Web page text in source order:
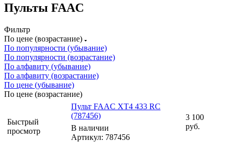
Пульты FAAC
Фильтр
По цене (возрастание)
По популярности (убывание)
По популярности (возрастание)
По алфавиту (убывание)
По алфавиту (возрастание)
По цене (убывание)
По цене (возрастание)
Быстрый
просмотр
Пульт FAAC XT4 433 RC
(787456)
В наличии
Артикул: 787456
3 100
руб.